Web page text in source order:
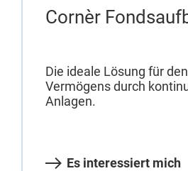
Cornèr
Die ideale Lösung für
Vermögens durch
Anlagen.
Es interessiert mich